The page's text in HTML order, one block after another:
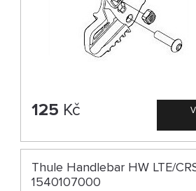
125 Kč
Thule Handlebar HW LTE/
1540107000